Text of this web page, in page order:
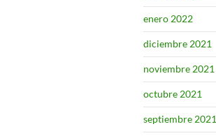
enero 2022
diciembre 2021
noviembre 2021
octubre 2021
septiembre 2021